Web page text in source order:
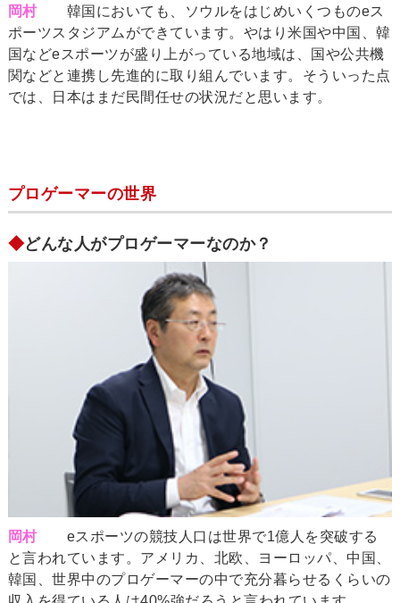
岡村韓国においても、ソウルをはじめいくつものeス
ポーツスタジアムができています。やはり米国や中国、韓
国などeスポーツが盛り上がっている地域は、国や公共機
関などと連携し先進的に取り組んでいます。そういった点
では、日本はまだ民間任せの状況だと思います。
プロゲーマーの世界
◆どんな人がプロゲーマーなのか？
岡村eスポーツの競技人口は世界で1億人を突破する
と言われています。アメリカ、北欧、ヨーロッパ、中国、
韓国、世界中のプロゲーマーの中で充分暮らせるくらいの